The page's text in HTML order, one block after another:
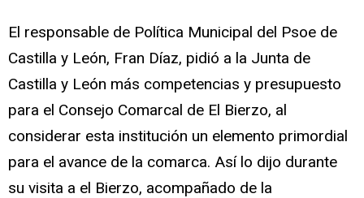
El responsable de Política Municipal del Psoe de
Castilla y León, Fran Díaz, pidió a la Junta de
Castilla y León más competencias y presupuesto
para el Consejo Comarcal de El Bierzo, al
considerar esta institución un elemento primordial
para el avance de la comarca. Así lo dijo durante
su visita a el Bierzo, acompañado de la